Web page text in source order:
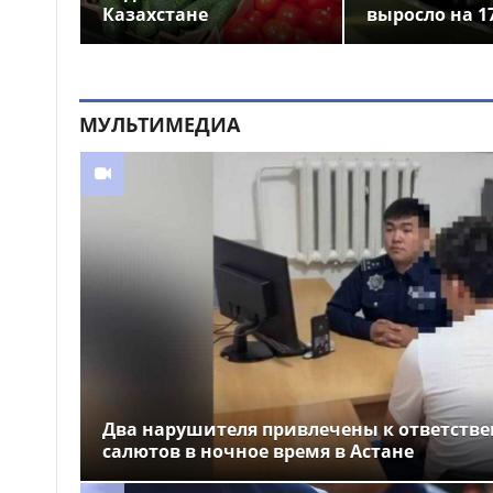
Казахстане
выросло на
МУЛЬТИМЕДИА
Два нарушителя привлечены к
салютов в ночное время в Астане